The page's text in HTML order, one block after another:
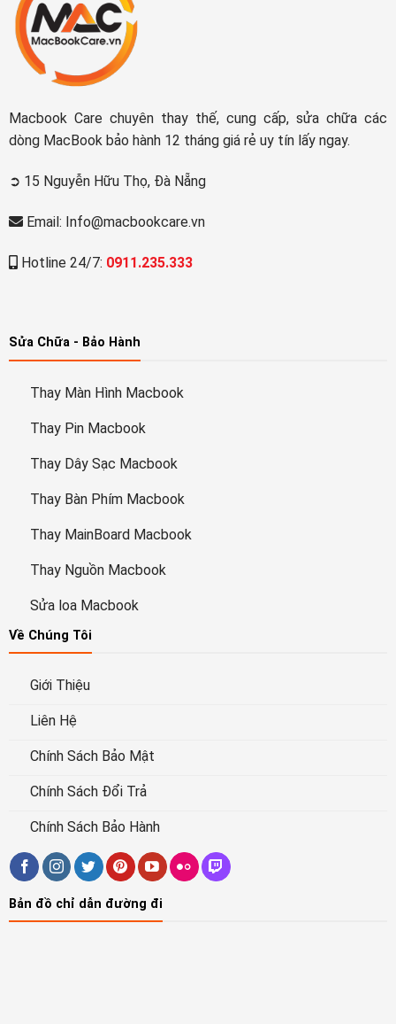
Macbook Care chuyên thay thế, cung cấp, sửa chữa các
dòng MacBook bảo hành 12 tháng giá rẻ uy tín lấy ngay.
➲ 15 Nguyễn Hữu Thọ, Đà Nẵng
Email: Info@macbookcare.vn
Hotline 24/7: 0911.235.333
Sửa Chữa - Bảo Hành
Thay Màn Hình Macbook
Thay Pin Macbook
Thay Dây Sạc Macbook
Thay Bàn Phím Macbook
Thay MainBoard Macbook
Thay Nguồn Macbook
Sửa loa Macbook
Về Chúng Tôi
Giới Thiệu
Liên Hệ
Chính Sách Bảo Mật
Chính Sách Đổi Trả
Chính Sách Bảo Hành
Bản đồ chỉ dẫn đường đi